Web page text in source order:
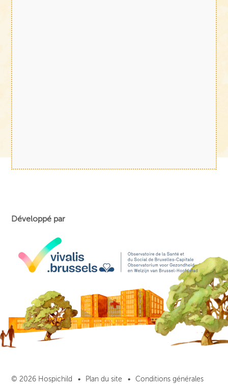
Développé par
© 2026 Hospichild Plan du site Conditions générales